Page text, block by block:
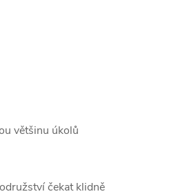
většinu úkolů
čekat klidně